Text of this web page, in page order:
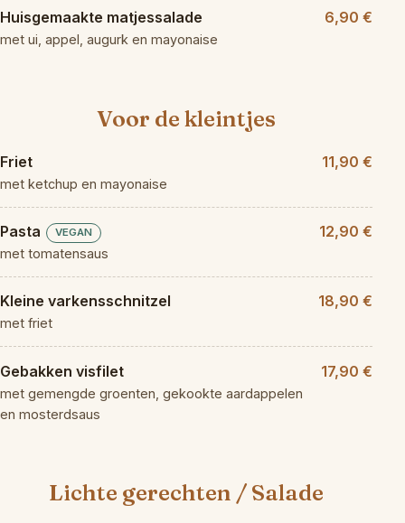
Huisgemaakte matjessalade
met ui, appel, augurk en mayonaise
6,90 €
Voor de kleintjes
Friet
met ketchup en mayonaise
11,90 €
Pasta VEGAN
met tomatensaus
12,90 €
Kleine varkensschnitzel
met friet
18,90 €
Gebakken visfilet
met gemengde groenten, gekookte aardappelen
en mosterdsaus
17,90 €
Lichte gerechten / Salade